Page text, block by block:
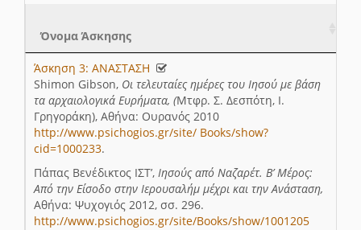
Όνομα Άσκησης
Άσκηση 3: ΑΝΑΣΤΑΣΗ
Shimon Gibson, Οι τελευταίες ημέρες του Ιησού με βάση
τα αρχαιολογικά Ευρήματα, (Μτφρ. Σ. Δεσπότη, Ι.
Γρηγοράκη), Αθήνα: Ουρανός 2010
http://www.psichogios.gr/site/ Books/show?
cid=1000233.
Πάπας Βενέδικτος ΙΣΤ’, Ιησούς από Ναζαρέτ. Β’ Μέρος:
Από την Είσοδο στην Ιερουσαλήμ μέχρι και την Ανάσταση,
Αθήνα: Ψυχογιός 2012, σσ. 296.
http://www.psichogios.gr/site/Books/show/1001205